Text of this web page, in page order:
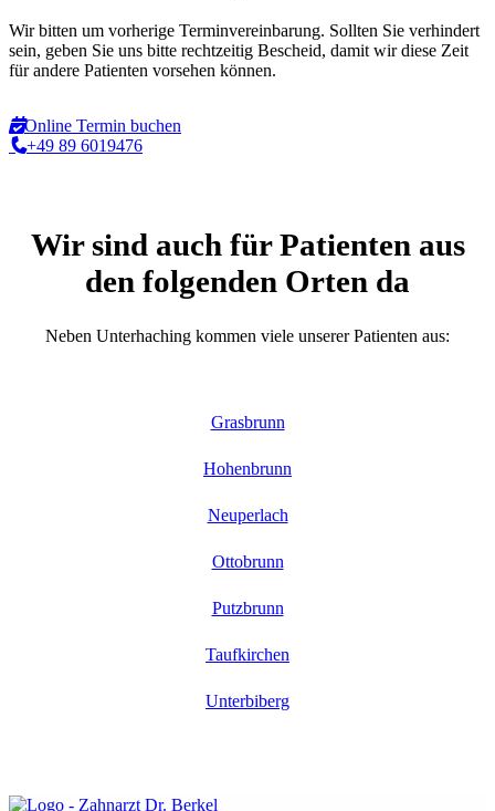
Wir bitten um vorherige Terminvereinbarung. Sollten Sie verhindert
sein, geben Sie uns bitte rechtzeitig Bescheid, damit wir diese Zeit
für andere Patienten vorsehen können.
Online Termin buchen
+49 89 6019476
Wir sind auch für Patienten aus
den folgenden Orten da
Neben Unterhaching kommen viele unserer Patienten aus:
Grasbrunn
Hohenbrunn
Neuperlach
Ottobrunn
Putzbrunn
Taufkirchen
Unterbiberg